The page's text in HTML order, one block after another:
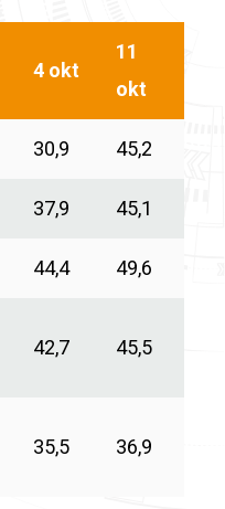
4 okt
11
okt
30,9 45,2
37,9 45,1
44,4 49,6
42,7 45,5
35,5 36,9